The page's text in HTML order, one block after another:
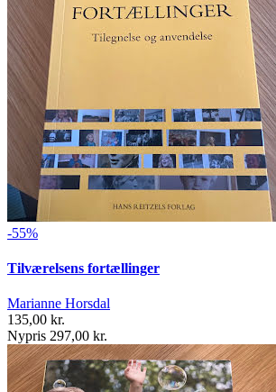
-55%
Tilværelsens fortællinger
Marianne Horsdal
135,00 kr.
Nypris 297,00 kr.